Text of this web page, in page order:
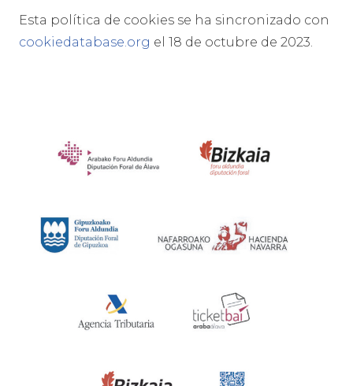
Esta política de cookies se ha sincronizado con
cookiedatabase.org el 18 de octubre de 2023.